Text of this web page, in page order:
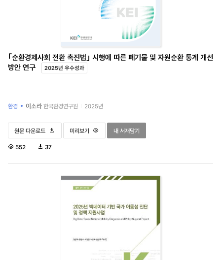
｢순환경제사회 전환 촉진법｣ 시행에 따른 폐기물 및 자원순환 통계 개선
방안 연구
2025년 우수성과
환경 이소라 한국환경연구원 2025년
｢순환경제사회 전환 촉진법｣ 시행에 따른 폐기물 및 자원순환 통계 개선방안 연구
원문 다운로드 ｢순환경제사회 전환 촉진법｣ 시행에 따른 폐기물 및 자원순환 통계
미리보기 ｢순환경제사회 전환 촉진법｣ 시행에 따른 폐기
내 서재담기
조
552
다
드
37